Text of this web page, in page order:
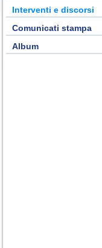
Interventi e discorsi
Comunicati stampa
Album